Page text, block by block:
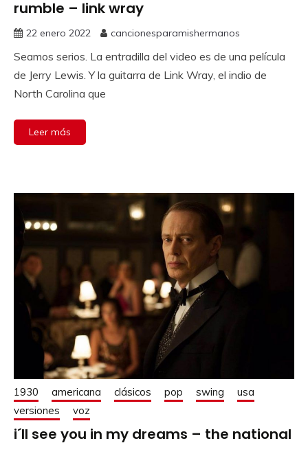
rumble – link wray
22 enero 2022 cancionesparamishermanos
Seamos serios. La entradilla del video es de una película
de Jerry Lewis. Y la guitarra de Link Wray, el indio de
North Carolina que
Leer más
1930 americana clásicos pop swing
usa
versiones
voz
i´ll see you in my dreams – the national